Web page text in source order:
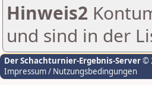
Hinweis2
und sind in der
Der Schachturnier-Ergebnis-Server©
Impressum / Nutzungsbedingungen